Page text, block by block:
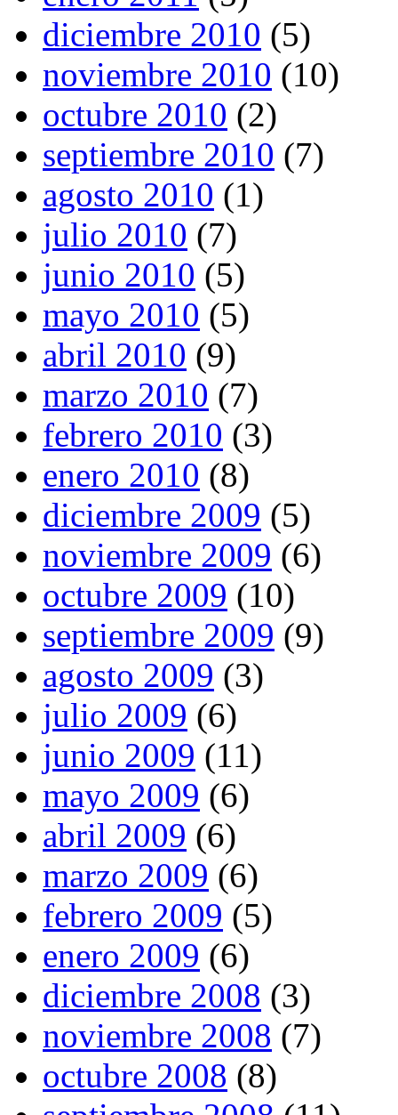
diciembre 2010 (5)
noviembre 2010 (10)
octubre 2010 (2)
septiembre 2010 (7)
agosto 2010 (1)
julio 2010 (7)
junio 2010 (5)
mayo 2010 (5)
abril 2010 (9)
marzo 2010 (7)
febrero 2010 (3)
enero 2010 (8)
diciembre 2009 (5)
noviembre 2009 (6)
octubre 2009 (10)
septiembre 2009 (9)
agosto 2009 (3)
julio 2009 (6)
junio 2009 (11)
mayo 2009 (6)
abril 2009 (6)
marzo 2009 (6)
febrero 2009 (5)
enero 2009 (6)
diciembre 2008 (3)
noviembre 2008 (7)
octubre 2008 (8)